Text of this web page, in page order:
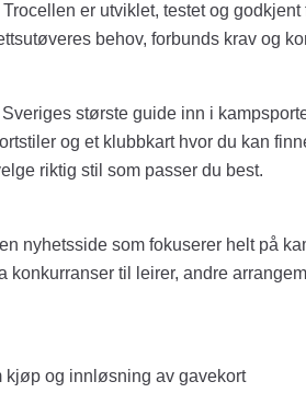
Trocellen er utviklet, testet og
behov, forbunds krav og
største guide inn i
og et klubbkart hvor du kan
riktig stil som passer du best.
nyhetsside som fokuserer helt på
konkurranser til leirer, andre
kjøp og innløsning av gavekort